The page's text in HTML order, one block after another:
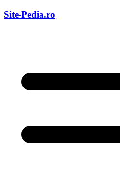
Skip
Site-Pedia.ro